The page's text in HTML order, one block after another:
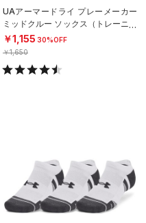
UAアーマードライ プレーメーカー
ミッドクルー ソックス（トレーニン
グ/UNISEX）
￥1,155 30%OFF
￥1,650